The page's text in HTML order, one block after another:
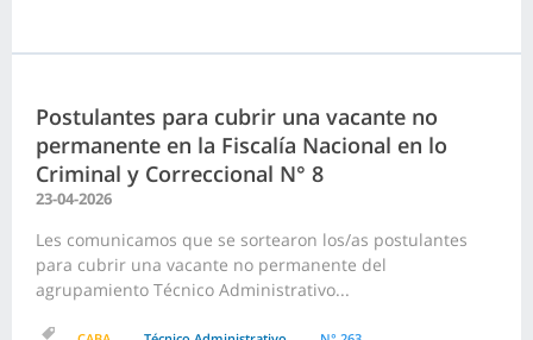
Postulantes para cubrir una vacante no
permanente en la Fiscalía Nacional en lo
Criminal y Correccional N° 8
23-04-2026
Les comunicamos que se sortearon los/as postulantes
para cubrir una vacante no permanente del
agrupamiento Técnico Administrativo...